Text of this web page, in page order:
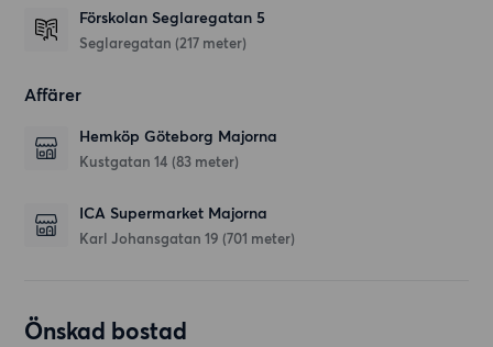
Förskolan Seglaregatan 5
Seglaregatan (217 meter)
Affärer
Hemköp Göteborg Majorna
Kustgatan 14 (83 meter)
ICA Supermarket Majorna
Karl Johansgatan 19 (701 meter)
Önskad bostad